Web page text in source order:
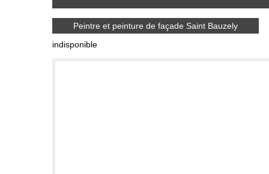
Peintre et peinture de façade Saint Bauzely
indisponible